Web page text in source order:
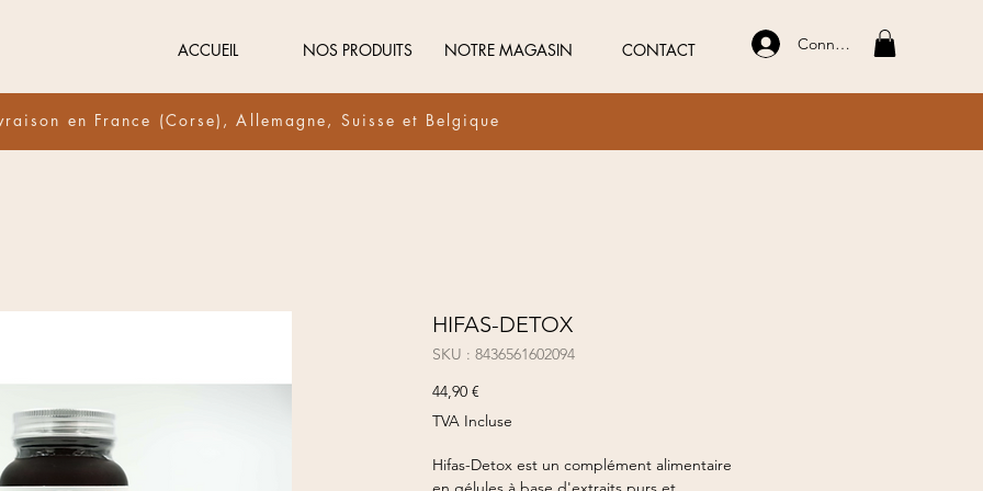
ACCUEIL NOS PRODUITS NOTRE MAGASIN CONTACT Connexion
en France (Corse), Allemagne, Suisse et Belgique
HIFAS-DETOX
SKU : 8436561602094
44,90 €
TVA Incluse
Hifas-Detox est un complément alimentaire